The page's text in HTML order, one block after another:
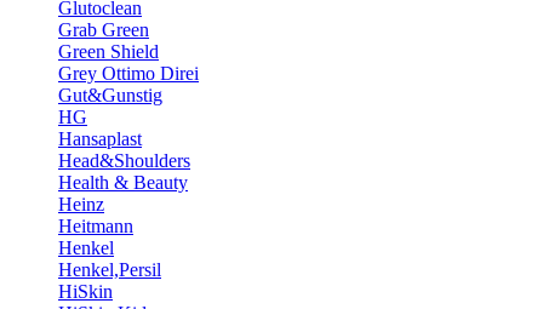
Glutoclean
Grab Green
Green Shield
Grey Ottimo Direi
Gut&Gunstig
HG
Hansaplast
Head&Shoulders
Health & Beauty
Heinz
Heitmann
Henkel
Henkel,Persil
HiSkin